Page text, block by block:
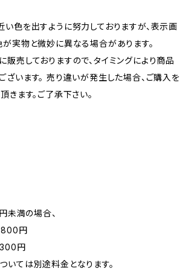
色を出すように努力しておりますが、表示画
実物と微妙に異なる場合があります。
売しておりますので、タイミングにより商品
います。 売り違いが発生した場合、ご購入を
きます。ご了承下さい。
満の場合、
800円
円
いては別途料金となります。